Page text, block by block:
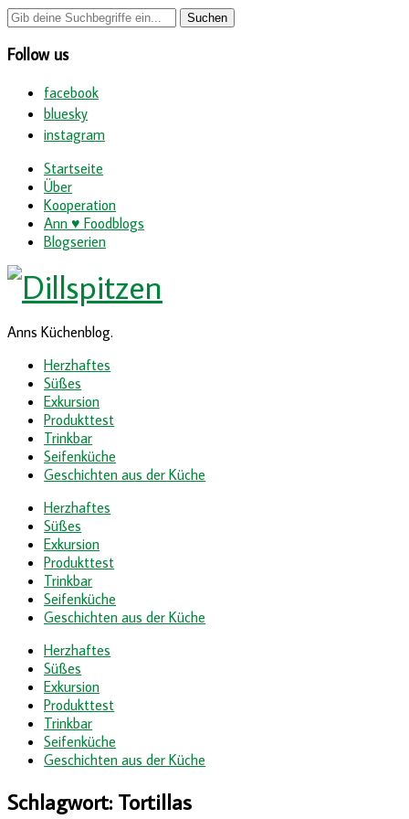
Follow us
facebook
bluesky
instagram
Startseite
Über
Kooperation
Ann ♥ Foodblogs
Blogserien
Anns Küchenblog.
Herzhaftes
Süßes
Exkursion
Produkttest
Trinkbar
Seifenküche
Geschichten aus der Küche
Herzhaftes
Süßes
Exkursion
Produkttest
Trinkbar
Seifenküche
Geschichten aus der Küche
Herzhaftes
Süßes
Exkursion
Produkttest
Trinkbar
Seifenküche
Geschichten aus der Küche
Schlagwort: Tortillas